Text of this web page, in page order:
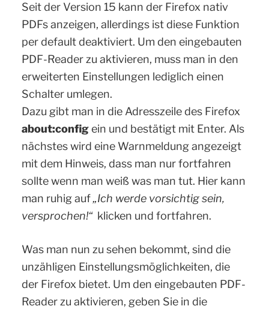
Seit der Version 15 kann der Firefox nativ
PDFs anzeigen, allerdings ist diese Funktion
per default deaktiviert. Um den eingebauten
PDF-Reader zu aktivieren, muss man in den
erweiterten Einstellungen lediglich einen
Schalter umlegen.
Dazu gibt man in die Adresszeile des Firefox
about:configein und bestätigt mit Enter. Als
nächstes wird eine Warnmeldung angezeigt
mit dem Hinweis, dass man nur fortfahren
sollte wenn man weiß was man tut. Hier kann
man ruhig auf„Ich werde vorsichtig sein,
versprochen!“klicken und fortfahren.
Was man nun zu sehen bekommt, sind die
unzähligen Einstellungsmöglichkeiten, die
der Firefox bietet. Um den eingebauten PDF-
Reader zu aktivieren, geben Sie in die